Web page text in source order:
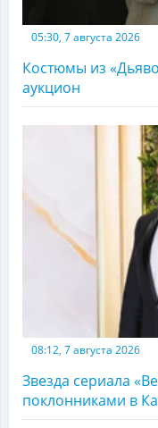
05:30, 7 августа 2026
Костюмы из
аукцион
08:12, 7 августа 2026
Звезда сериала
поклонниками в